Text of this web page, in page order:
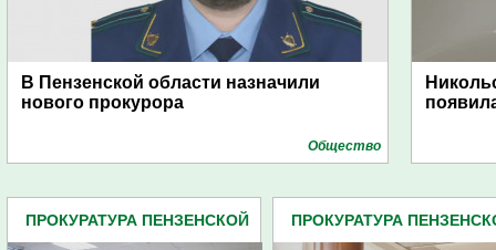
В Пензенской области назначили
нового прокурора
Общество
ПРОКУРАТУРА ПЕНЗЕНСКОЙ
ПРОКУРАТУРА